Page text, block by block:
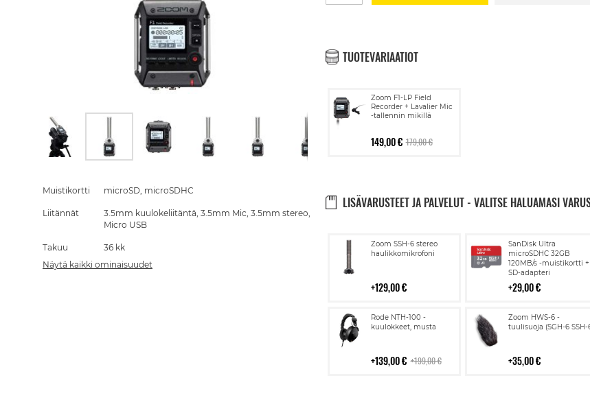
TUOTEVARIAATIOT
Zoom F1-LP Field
Recorder + Lavalier Mic
-tallennin mikillä
149,00 € 179,00 €
LISÄVARUSTEET JA PALVELUT - VALITSE HALUAMASI
Zoom SSH-6 stereo
haulikkomikrofoni
129,00 €
Lisää
ostoskoriin
SanDisk Ultra
microSDHC 32GB
120MB/s -muistikortti +
SD-adapteri
29,00 €
Lisää
ostoskoriin
Rode NTH-100 -
kuulokkeet, musta
139,00 € 199,00 €
Lisää
ostoskoriin
Zoom HWS-6 -
tuulisuoja (SGH-6 SSH-
35,00 €
Lisää
ostoskoriin
the
gallery
Muistikortti microSD, microSDHC
Liitännät
3.5mm kuulokeliitäntä, 3.5mm Mic, 3.5mm stereo,
Micro USB
Takuu
36 kk
Näytä kaikki ominaisuudet